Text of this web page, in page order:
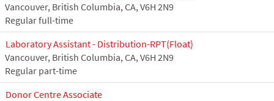
Vancouver, British Columbia, CA, V6H 2N9
Regular full-time
Laboratory Assistant - Distribution-RPT(Float)
Vancouver, British Columbia, CA, V6H 2N9
Regular part-time
Donor Centre Associate